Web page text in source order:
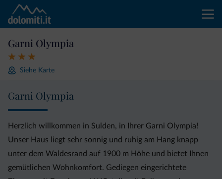
Garni Olympia
Siehe Karte
Garni Olympia
Herzlich willkommen in Sulden, in Ihrer Garni Olympia!
Unser Haus liegt sehr sonnig und ruhig am Hang knapp
unter dem Waldesrand auf 1900 m Höhe und bietet Ihnen
gemütlichen Wohnkomfort. Gediegen eingerichtete